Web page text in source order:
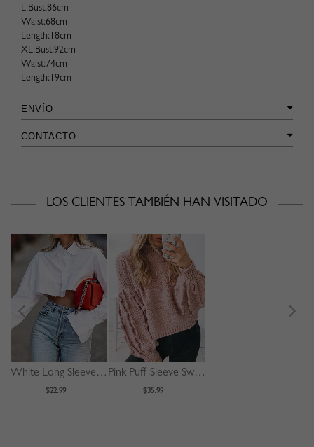
L:Bust:86cm
Waist:68cm
Length:18cm
XL:Bust:92cm
Waist:74cm
Length:19cm
ENVÍO
CONTACTO
LOS CLIENTES TAMBIÉN HAN VISITADO
White Long Sleeve Crop Shirt
$22.99
Pink Puff Sleeve Sweater
$35.99